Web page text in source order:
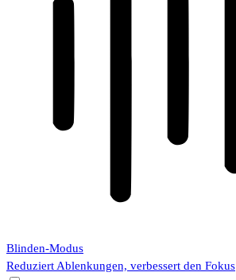
Blinden-Modus
Reduziert Ablenkungen, verbessert den Fokus